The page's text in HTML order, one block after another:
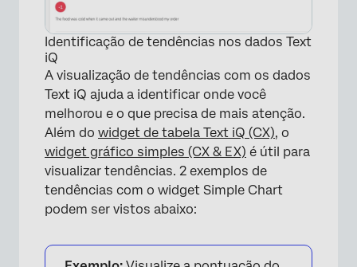
×
Identificação de tendências nos dados Text
iQ
A visualização de tendências com os dados
Text iQ ajuda a identificar onde você
melhorou e o que precisa de mais atenção.
Além do widget de tabela Text iQ (CX), o
widget gráfico simples (CX & EX) é útil para
visualizar tendências. 2 exemplos de
tendências com o widget Simple Chart
podem ser vistos abaixo: